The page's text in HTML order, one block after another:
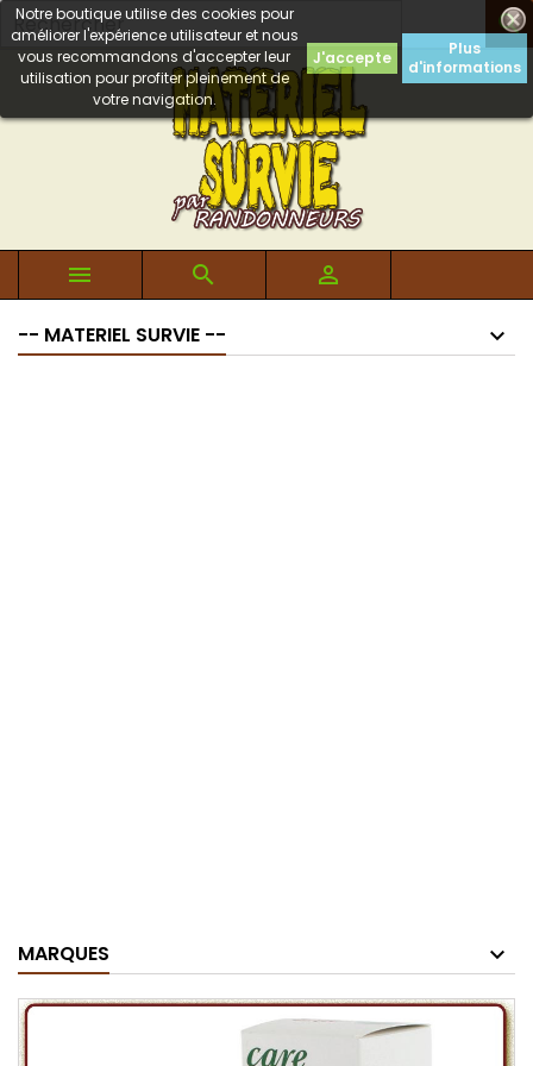

Notre boutique utilise des cookies pour
améliorer l'expérience utilisateur et nous
vous recommandons d'accepter leur
utilisation pour profiter pleinement de
votre navigation.
J'accepte
Plus
d'informations
  
-- MATERIEL SURVIE --
MARQUES